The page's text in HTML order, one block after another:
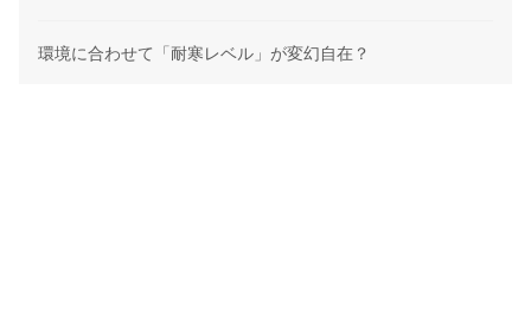
環境に合わせて「耐寒レベル」が変幻自在？